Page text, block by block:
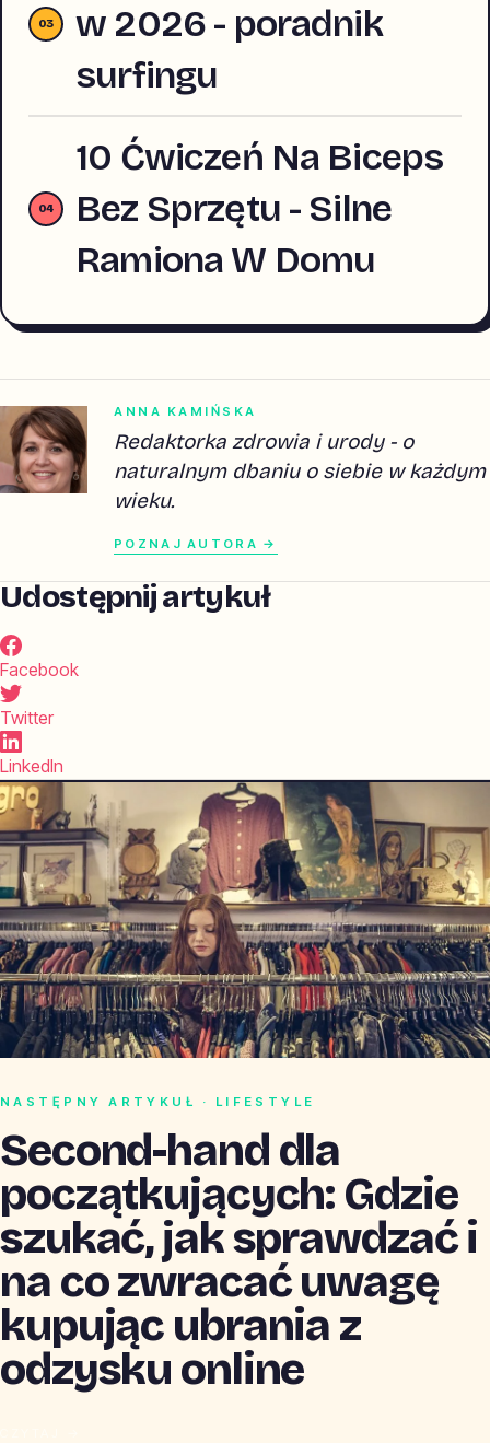
w 2026 - poradnik
surfingu
10 Ćwiczeń Na Biceps
Bez Sprzętu - Silne
Ramiona W Domu
ANNA KAMIŃSKA
Redaktorka zdrowia i urody - o
naturalnym dbaniu o siebie w każdym
wieku.
POZNAJ AUTORA →
Udostępnij artykuł
Facebook
Twitter
LinkedIn
NASTĘPNY ARTYKUŁ · LIFESTYLE
Second-hand dla
początkujących: Gdzie
szukać, jak sprawdzać i
na co zwracać uwagę
kupując ubrania z
odzysku online